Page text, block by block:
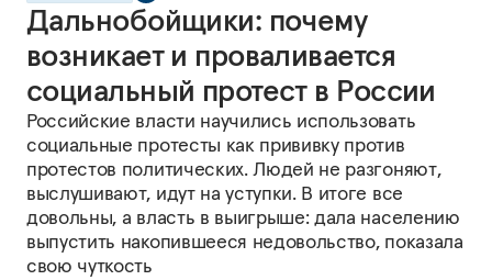
Дальнобойщики: почему
возникает и проваливается
социальный протест в России
Российские власти научились использовать
социальные протесты как прививку против
протестов политических. Людей не разгоняют,
выслушивают, идут на уступки. В итоге все
довольны, а власть в выигрыше: дала населению
выпустить накопившееся недовольство, показала
свою чуткость